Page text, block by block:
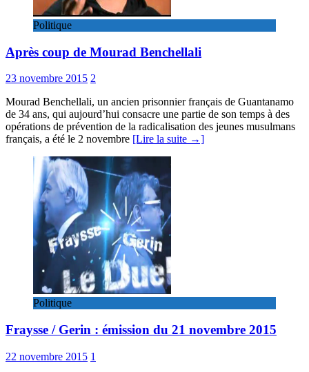
Politique
Après coup de Mourad Benchellali
23 novembre 2015 2
Mourad Benchellali, un ancien prisonnier français de Guantanamo
de 34 ans, qui aujourd’hui consacre une partie de son temps à des
opérations de prévention de la radicalisation des jeunes musulmans
français, a été le 2 novembre [Lire la suite →]
Politique
Fraysse / Gerin : émission du 21 novembre 2015
22 novembre 2015 1